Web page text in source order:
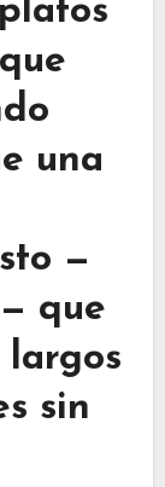
una
—
que
largos
sin